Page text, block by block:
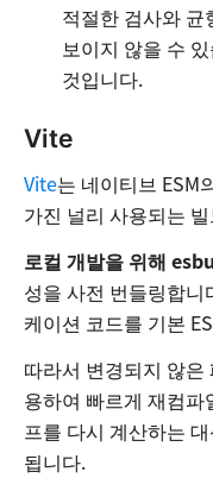
적절한 검사와
보이지 않을 수
것입니다.
Vite
Vite는 네이티브 ESM
가진 널리 사용되는
로컬 개발을 위해
성을 사전 번들링합니
케이션 코드를 기본
따라서 변경되지 않
용하여 빠르게 재컴파
프를 다시 계산하는
됩니다.